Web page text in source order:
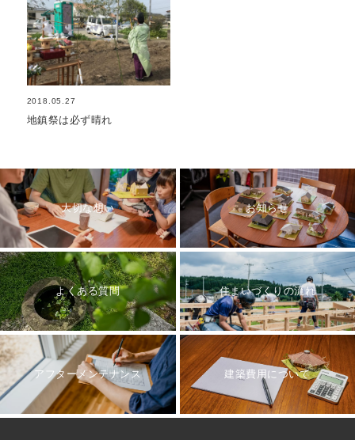
2018.05.27
地鎮祭は必ず晴れ
大切な想い お知らせ
よくある質問 住まいづくりの流れ
アフターメンテナンス 建築費用について